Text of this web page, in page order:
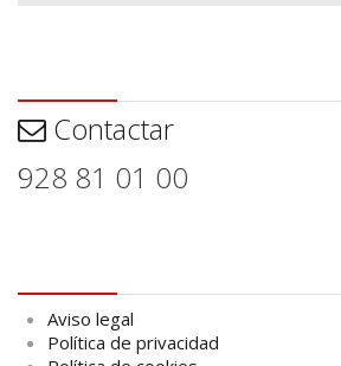
Contactar
928 81 01 00
Aviso legal
Política de privacidad